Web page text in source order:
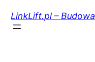
treści
LinkLift.pl –